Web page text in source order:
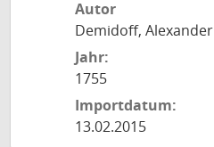
Autor
Demidoff, Alexander
Jahr:
1755
Importdatum:
13.02.2015